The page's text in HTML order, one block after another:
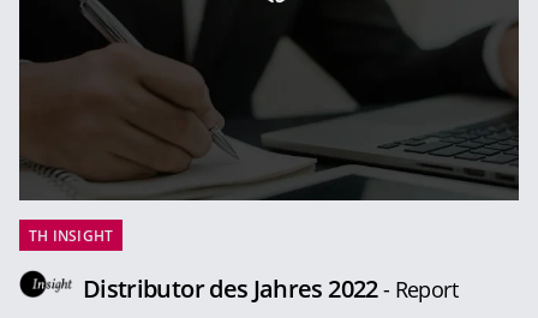
TH INSIGHT
Distributor des Jahres 2022- Report